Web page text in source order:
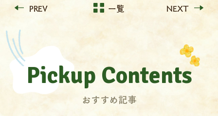
PREV NEXT
一覧
Pickup Contents
おすすめ記事